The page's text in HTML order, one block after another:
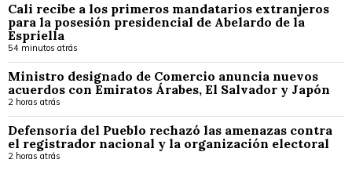
Cali recibe a los primeros mandatarios extranjeros
para la posesión presidencial de Abelardo de la
Espriella
54 minutos atrás
Ministro designado de Comercio anuncia nuevos
acuerdos con Emiratos Árabes, El Salvador y Japón
2 horas atrás
Defensoría del Pueblo rechazó las amenazas contra
el registrador nacional y la organización electoral
2 horas atrás